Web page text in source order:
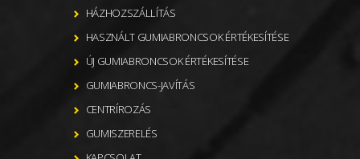
HÁZHOZSZÁLLÍTÁS
HASZNÁLT GUMIABRONCSOK ÉRTÉKESÍTÉSE
ÚJ GUMIABRONCSOK ÉRTÉKESÍTÉSE
GUMIABRONCS-JAVÍTÁS
CENTRÍROZÁS
GUMISZERELÉS